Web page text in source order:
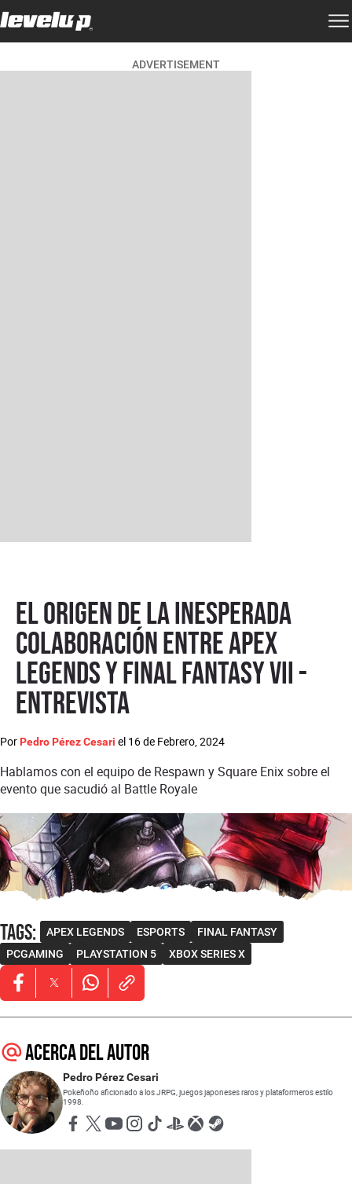
ADVERTISEMENT
El origen de la inesperada
colaboración entre Apex
Legends y Final Fantasy VII -
Entrevista
Por Pedro Pérez Cesari el 16 de Febrero, 2024
Hablamos con el equipo de Respawn y Square Enix sobre el
evento que sacudió al Battle Royale
Tags: APEX LEGENDS ESPORTS
FINAL FANTASY
PCGAMING
PLAYSTATION 5 XBOX SERIES X
Opens in new window
Opens in new window
Opens in new window
Acerca del autor
Pedro Pérez Cesari
Pokeñoño aficionado a los JRPG, juegos japoneses raros y plataformeros estilo
1998.
Opens in new window
Opens in new window
Opens in new window
Opens in new window
Opens in new window
Opens in new window
Opens in new window
Opens in new window